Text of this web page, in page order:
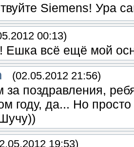
Siemens! Ура
00:13)
Ешка всё ещё мой
(02.05.2012 21:56)
за поздравления,
году, да... Но
19:53)